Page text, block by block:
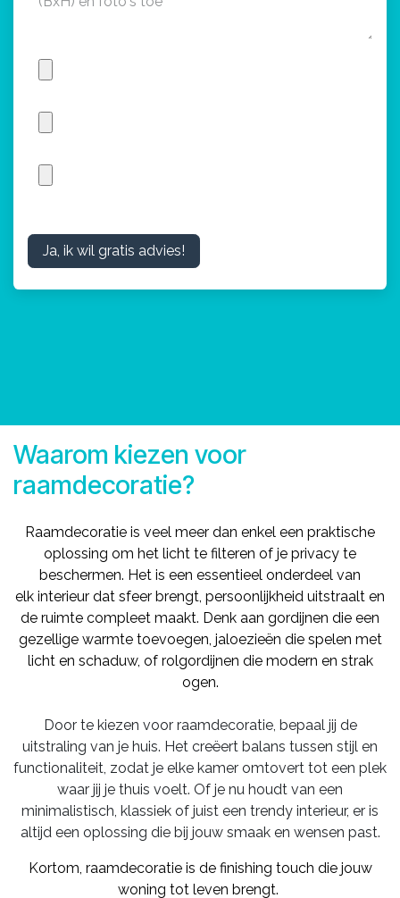
Ja, ik wil gratis advies!
Waarom kiezen voor
raamdecoratie?
Raamdecoratie is veel meer dan enkel een praktische
oplossing om het licht te filteren of je privacy te
beschermen. Het is een essentieel onderdeel van
elk interieur dat sfeer brengt, persoonlijkheid uitstraalt en
de ruimte compleet maakt. Denk aan gordijnen die een
gezellige warmte toevoegen, jaloezieën die spelen met
licht en schaduw, of rolgordijnen die modern en strak
ogen.
Door te kiezen voor raamdecoratie, bepaal jij de
uitstraling van je huis. Het creëert balans tussen stijl en
functionaliteit, zodat je elke kamer omtovert tot een plek
waar jij je thuis voelt. Of je nu houdt van een
minimalistisch, klassiek of juist een trendy interieur, er is
altijd een oplossing die bij jouw smaak en wensen past.
Kortom, raamdecoratie is de finishing touch die jouw
woning tot leven brengt.